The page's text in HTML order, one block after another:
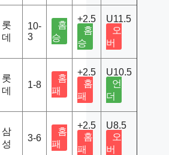
롯
데
10-
3
홈
승
+2.5
홈
승
U11.5
오
버
롯
데
1-8
홈
패
+2.5
홈
패
U10.5
언
더
삼
성
3-6
홈
패
+2.5
홈
패
U8.5
오
버